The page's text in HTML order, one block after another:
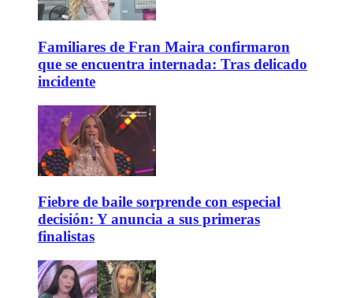
Familiares de Fran Maira confirmaron
que se encuentra internada: Tras delicado
incidente
Fiebre de baile sorprende con especial
decisión: Y anuncia a sus primeras
finalistas